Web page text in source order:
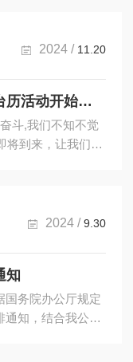
2024 / 11.20
广州同谱赠送2025年精致可爱台历活动开始啦！
斗,我们不知不觉
将到来，让我们继
怀期待的2025登场
是不辜负，让我
制好了2025年精
2024 /9.30
知
国务院办公厅规定
通知，结合我公司